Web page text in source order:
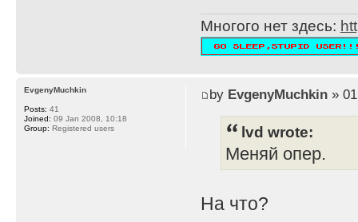
Многого нет здесь:
by EvgenyMuchkin» 01
lvd wrote:
Меняй опер.
На что?
EvgenyMuchkin
Posts: 41
Joined: 09 Jan 2008, 10:18
Group: Registered users